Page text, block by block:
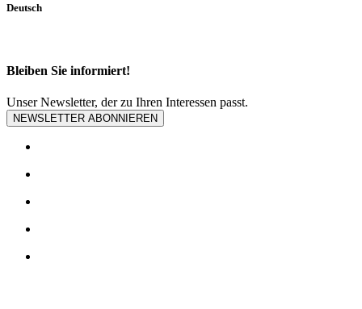
Deutsch
Bleiben Sie informiert!
Unser Newsletter, der zu Ihren Interessen passt.
NEWSLETTER ABONNIEREN